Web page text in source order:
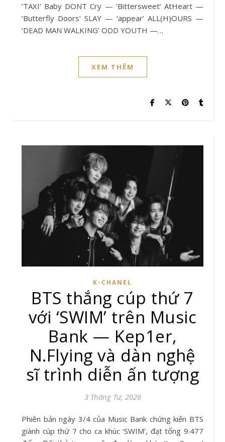
‘TAXI’ Baby DONT Cry — ‘Bittersweet’ AtHeart —
‘Butterfly Doors’ SLAY — ‘appear’ ALL(H)OURS —
‘DEAD MAN WALKING’ ODD YOUTH —…
XEM THÊM
K-CHANEL
BTS thắng cúp thứ 7
với ‘SWIM’ trên Music
Bank — Kep1er,
N.Flying và dàn nghệ
sĩ trình diễn ấn tượng
3 Tháng Tư, 2026
Phiên bản ngày 3/4 của Music Bank chứng kiến BTS
giành cúp thứ 7 cho ca khúc ‘SWIM’, đạt tổng 9.477